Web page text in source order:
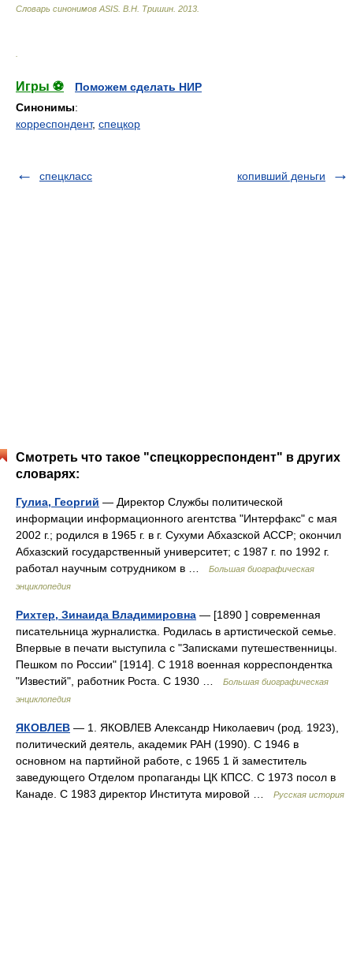
Словарь синонимов ASIS. В.Н. Тришин 2013
Игры ⚽
Поможем сделать НИР
Синонимы:
корреспондент, спецкор
спецкласс копивший деньги
Смотреть что такое "спецкорреспондент" в других
словарях:
Гулиа, Георгий — Директор Службы политической
информации информационного агентства "Интерфакс" с мая
2002 г.; родился в 1965 г. в г. Сухуми Абхазской АССР; окончил
Абхазский государственный университет; с 1987 г. по 1992 г.
работал научным сотрудником в …
Большая биографическая
энциклопедия
Рихтер, Зинаида Владимировна — [1890 ] современная
писательница журналистка. Родилась в артистической семье.
Впервые в печати выступила с "Записками путешественницы.
Пешком по России" [1914]. С 1918 военная корреспондентка
"Известий", работник Роста. С 1930 …
Большая биографическая
энциклопедия
ЯКОВЛЕВ — 1. ЯКОВЛЕВ Александр Николаевич (род. 1923),
политический деятель, академик РАН (1990). С 1946 в
основном на партийной работе, с 1965 1 й заместитель
заведующего Отделом пропаганды ЦК КПСС. С 1973 посол в
Канаде. С 1983 директор Института мировой …
Русская история